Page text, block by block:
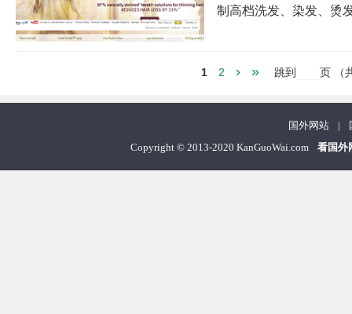
制高档洗发、染发、烫
1 2 › » 跳到 页 （
国外网站 |
Copyright© 2013-2020 KanGuoWai.com 看国外